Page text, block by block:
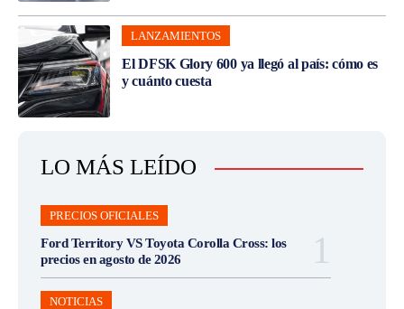
LANZAMIENTOS
El DFSK Glory 600 ya llegó al país: cómo es
y cuánto cuesta
LO MÁS LEÍDO
PRECIOS OFICIALES
Ford Territory VS Toyota Corolla Cross: los
precios en agosto de 2026
NOTICIAS